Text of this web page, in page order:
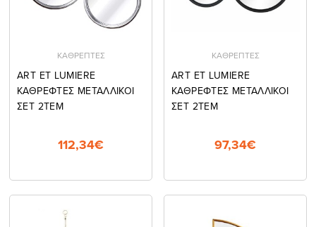
ΚΑΘΡΕΠΤΕΣ
ART ET LUMIERE
ΚΑΘΡΕΦΤΕΣ ΜΕΤΑΛΛΙΚΟΙ
ΣΕΤ 2ΤΕΜ
112,34€
ΚΑΘΡΕΠΤΕΣ
ART ET LUMIERE
ΚΑΘΡΕΦΤΕΣ ΜΕΤΑΛΛΙΚΟΙ
ΣΕΤ 2ΤΕΜ
97,34€